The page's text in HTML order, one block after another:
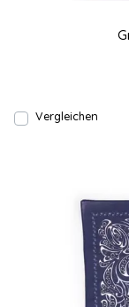
Vergleichen